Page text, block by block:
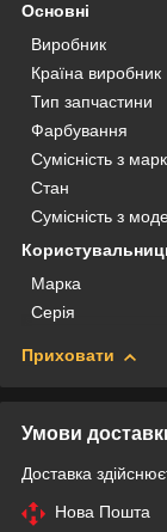
Основні
Виробник
Країна виробник
Тип запчастини
Фарбування
Сумісність з
Стан
Сумісність з
Марка
Серія
Приховати
Умови
Доставка
Нова Пошта